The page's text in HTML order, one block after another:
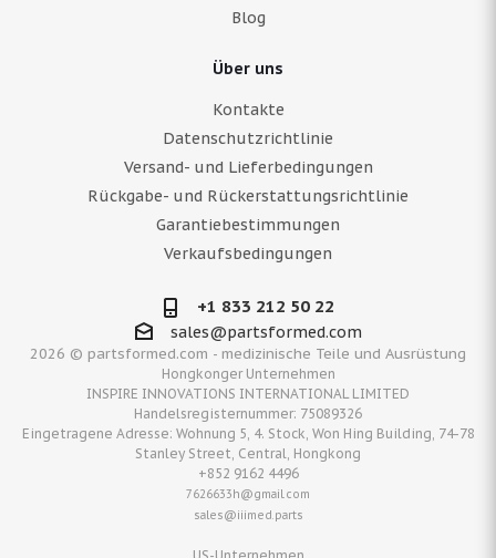
2026 © partsformed.com - medizinische Teile und Ausrüstung
Hongkonger Unternehmen
INSPIRE INNOVATIONS INTERNATIONAL LIMITED
Handelsregisternummer: 75089326
Eingetragene Adresse: Wohnung 5, 4. Stock, Won Hing Building, 74-78
Stanley Street, Central, Hongkong
+852 9162 4496
7626633h@gmail.com
sales@iiimed.parts
Blog
Über uns
Kontakte
Datenschutzrichtlinie
Versand- und Lieferbedingungen
Rückgabe- und Rückerstattungsrichtlinie
Garantiebestimmungen
Verkaufsbedingungen
+1 833 212 50 22
sales@partsformed.com